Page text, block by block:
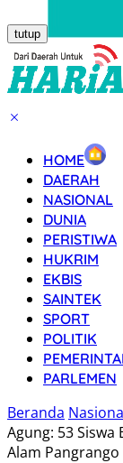
tutup
HOME
DAERAH
NASIONAL
DUNIA
PERISTIWA
HUKRIM
EKBIS
SAINTEK
SPORT
POLITIK
PARLEMEN
Beranda
Agung: 53
Alam Pangrango